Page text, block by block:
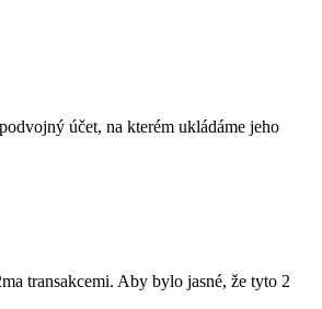
účet, na kterém ukládáme jeho
transakcemi. Aby bylo jasné, že tyto 2